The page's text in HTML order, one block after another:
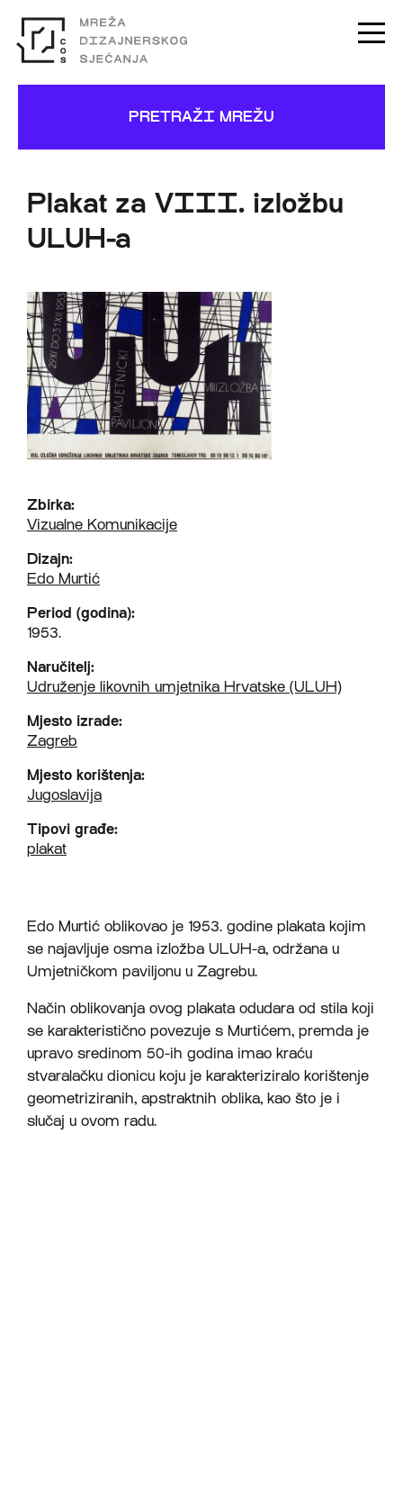
PRETRAŽI MREŽU
Plakat za VIII. izložbu
ULUH-a
Zbirka:
Vizualne Komunikacije
Dizajn:
Edo Murtić
Period (godina):
1953.
Naručitelj:
Udruženje likovnih umjetnika Hrvatske (ULUH)
Mjesto izrade:
Zagreb
Mjesto korištenja:
Jugoslavija
Tipovi građe:
plakat
Edo Murtić oblikovao je 1953. godine plakata kojim
se najavljuje osma izložba ULUH-a, održana u
Umjetničkom paviljonu u Zagrebu.
Način oblikovanja ovog plakata odudara od stila koji
se karakteristično povezuje s Murtićem, premda je
upravo sredinom 50-ih godina imao kraću
stvaralačku dionicu koju je karakteriziralo korištenje
geometriziranih, apstraktnih oblika, kao što je i
slučaj u ovom radu.